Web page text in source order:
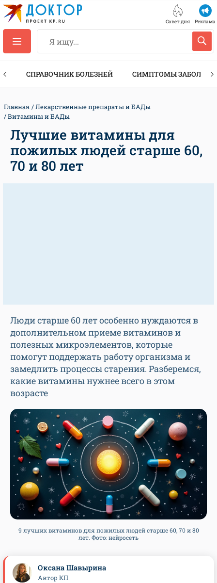
Совет дня Реклама
СПРАВОЧНИК БОЛЕЗНЕЙ СИМПТОМЫ
Главная
Лекарственные препараты и БАДы
Витамины и БАДы
Лучшие витамины для
пожилых людей старше 60,
70 и 80 лет
Люди старше 60 лет особенно нуждаются в
дополнительном приеме витаминов и
полезных микроэлементов, которые
помогут поддержать работу организма и
замедлить процессы старения. Разберемся,
какие витамины нужнее всего в этом
возрасте
9 лучших витаминов для пожилых людей старше 60, 70 и 80
лет. Фото: нейросеть
Оксана Шавырина
Автор КП